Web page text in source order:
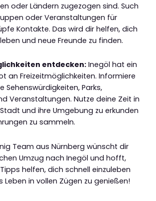
oder Ländern zugezogen sind. Such
oder Veranstaltungen für
Kontakte. Das wird dir helfen, dich
und neue Freunde zu finden.
entdecken: Inegöl hat ein
an Freizeitmöglichkeiten. Informiere
Sehenswürdigkeiten, Parks,
Veranstaltungen. Nutze deine Zeit in
und ihre Umgebung zu erkunden
zu sammeln.
Team aus Nürnberg wünscht dir
Umzug nach Inegöl und hofft,
helfen, dich schnell einzuleben
Leben in vollen Zügen zu genießen!